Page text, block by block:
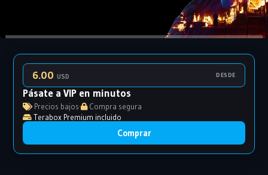
6.00USD DESDE
Pásate a VIP en minutos
Precios bajos·
Compra segura
Terabox Premium incluido
Comprar